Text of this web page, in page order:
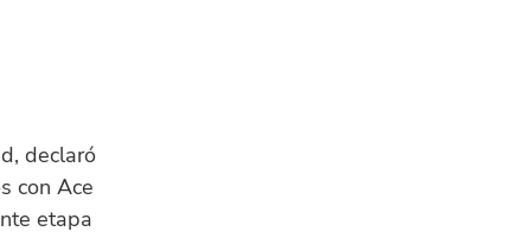
declaró
con Ace
etapa